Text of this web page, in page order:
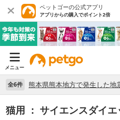
ペットゴーの公式アプリ
アプリからの購入でポイント2倍
メニュー
全6件
猫用 ： サイエンスダイエ